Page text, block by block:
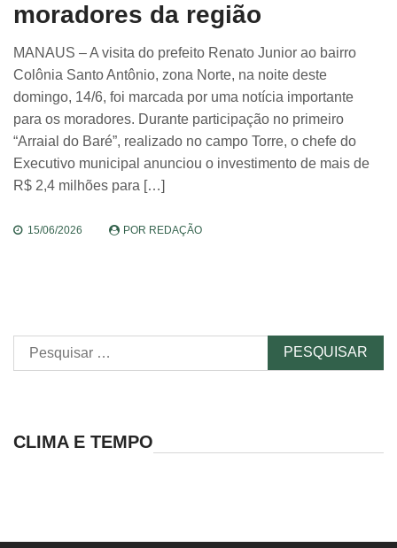
moradores da região
MANAUS – A visita do prefeito Renato Junior ao bairro
Colônia Santo Antônio, zona Norte, na noite deste
domingo, 14/6, foi marcada por uma notícia importante
para os moradores. Durante participação no primeiro
“Arraial do Baré”, realizado no campo Torre, o chefe do
Executivo municipal anunciou o investimento de mais de
R$ 2,4 milhões para […]
15/06/2026 POR REDAÇÃO
Pesquisar
por:
CLIMA E TEMPO